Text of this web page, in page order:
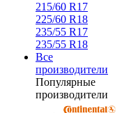
215/60 R17
225/60 R18
235/55 R17
235/55 R18
Все
производители
Популярные
производители